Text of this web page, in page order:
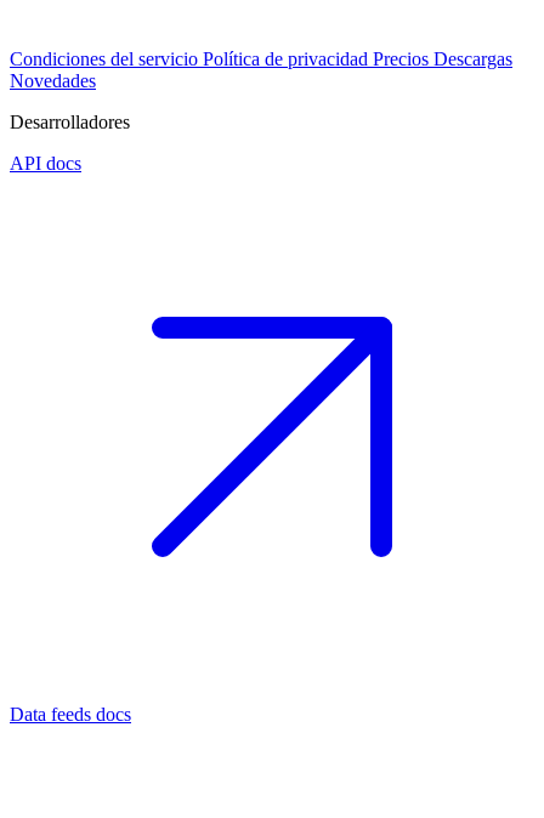
Condiciones del servicio Política de privacidad Precios Descargas
Novedades
Desarrolladores
API docs
Data feeds docs